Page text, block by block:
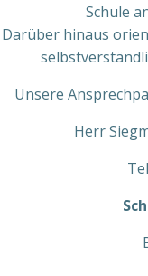
Schule
Darüber hinaus
Unsere
Herr